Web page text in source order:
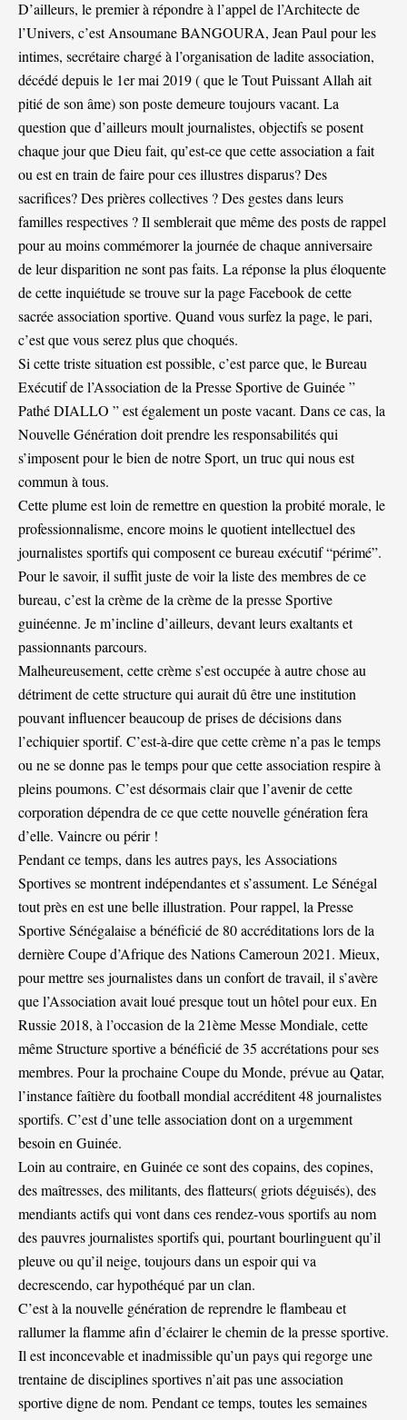
D’ailleurs, le premier à répondre à l’appel de l’Architecte de
l’Univers, c’est Ansoumane BANGOURA, Jean Paul pour les
intimes, secrétaire chargé à l’organisation de ladite association,
décédé depuis le 1er mai 2019 ( que le Tout Puissant Allah ait
pitié de son âme) son poste demeure toujours vacant. La
question que d’ailleurs moult journalistes, objectifs se posent
chaque jour que Dieu fait, qu’est-ce que cette association a fait
ou est en train de faire pour ces illustres disparus? Des
sacrifices? Des prières collectives ? Des gestes dans leurs
familles respectives ? Il semblerait que même des posts de rappel
pour au moins commémorer la journée de chaque anniversaire
de leur disparition ne sont pas faits. La réponse la plus éloquente
de cette inquiétude se trouve sur la page Facebook de cette
sacrée association sportive. Quand vous surfez la page, le pari,
c’est que vous serez plus que choqués.
Si cette triste situation est possible, c’est parce que, le Bureau
Exécutif de l’Association de la Presse Sportive de Guinée ”
Pathé DIALLO ” est également un poste vacant. Dans ce cas, la
Nouvelle Génération doit prendre les responsabilités qui
s’imposent pour le bien de notre Sport, un truc qui nous est
commun à tous.
Cette plume est loin de remettre en question la probité morale, le
professionnalisme, encore moins le quotient intellectuel des
journalistes sportifs qui composent ce bureau exécutif “périmé”.
Pour le savoir, il suffit juste de voir la liste des membres de ce
bureau, c’est la crème de la crème de la presse Sportive
guinéenne. Je m’incline d’ailleurs, devant leurs exaltants et
passionnants parcours.
Malheureusement, cette crème s’est occupée à autre chose au
détriment de cette structure qui aurait dû être une institution
pouvant influencer beaucoup de prises de décisions dans
l’echiquier sportif. C’est-à-dire que cette crème n’a pas le temps
ou ne se donne pas le temps pour que cette association respire à
pleins poumons. C’est désormais clair que l’avenir de cette
corporation dépendra de ce que cette nouvelle génération fera
d’elle. Vaincre ou périr !
Pendant ce temps, dans les autres pays, les Associations
Sportives se montrent indépendantes et s’assument. Le Sénégal
tout près en est une belle illustration. Pour rappel, la Presse
Sportive Sénégalaise a bénéficié de 80 accréditations lors de la
dernière Coupe d’Afrique des Nations Cameroun 2021. Mieux,
pour mettre ses journalistes dans un confort de travail, il s’avère
que l’Association avait loué presque tout un hôtel pour eux. En
Russie 2018, à l’occasion de la 21ème Messe Mondiale, cette
même Structure sportive a bénéficié de 35 accrétations pour ses
membres. Pour la prochaine Coupe du Monde, prévue au Qatar,
l’instance faîtière du football mondial accréditent 48 journalistes
sportifs. C’est d’une telle association dont on a urgemment
besoin en Guinée.
Loin au contraire, en Guinée ce sont des copains, des copines,
des maîtresses, des militants, des flatteurs( griots déguisés), des
mendiants actifs qui vont dans ces rendez-vous sportifs au nom
des pauvres journalistes sportifs qui, pourtant bourlinguent qu’il
pleuve ou qu’il neige, toujours dans un espoir qui va
decrescendo, car hypothéqué par un clan.
C’est à la nouvelle génération de reprendre le flambeau et
rallumer la flamme afin d’éclairer le chemin de la presse sportive.
Il est inconcevable et inadmissible qu’un pays qui regorge une
trentaine de disciplines sportives n’ait pas une association
sportive digne de nom. Pendant ce temps, toutes les semaines